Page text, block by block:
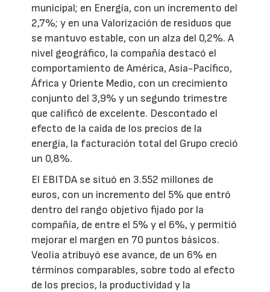
municipal; en Energía, con un incremento del
2,7%; y en una Valorización de residuos que
se mantuvo estable, con un alza del 0,2%. A
nivel geográfico, la compañía destacó el
comportamiento de América, Asia-Pacífico,
África y Oriente Medio, con un crecimiento
conjunto del 3,9% y un segundo trimestre
que calificó de excelente. Descontado el
efecto de la caída de los precios de la
energía, la facturación total del Grupo creció
un 0,8%.
El EBITDA se situó en 3.552 millones de
euros, con un incremento del 5% que entró
dentro del rango objetivo fijado por la
compañía, de entre el 5% y el 6%, y permitió
mejorar el margen en 70 puntos básicos.
Veolia atribuyó ese avance, de un 6% en
términos comparables, sobre todo al efecto
de los precios, la productividad y la